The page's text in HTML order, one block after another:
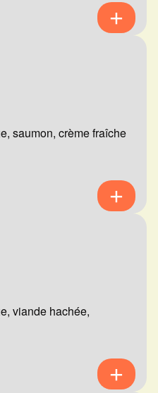
saumon, crème fraîche
viande hachée,